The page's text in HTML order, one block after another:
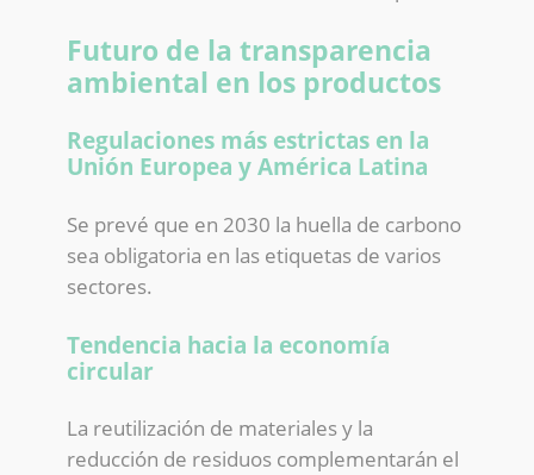
Futuro de la transparencia
ambiental en los productos
Regulaciones más estrictas en la
Unión Europea y América Latina
Se prevé que en 2030 la huella de carbono
sea obligatoria en las etiquetas de varios
sectores.
Tendencia hacia la economía
circular
La reutilización de materiales y la
reducción de residuos complementarán el